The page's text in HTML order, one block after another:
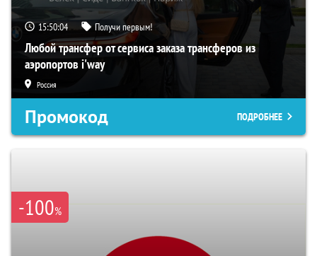
15:50:03 Получи первым!
Любой трансфер от сервиса заказа трансферов из
аэропортов i'way
Россия
Промокод ПОДРОБНЕЕ
-100%